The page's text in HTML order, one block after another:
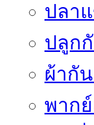
ปลา
ปลูก
ผ้ากั
พากย์